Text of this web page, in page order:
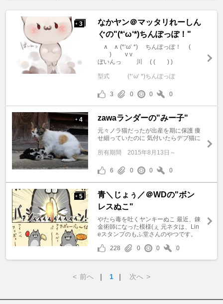
+ 3
なかヤン＠マッタリれーしん
ぐの"(*‘ω‘*)ちんぽっぽ！"
∧ ∧ (*‘ω‘ *) ちんぽっぽ！ (
) v v
ぼいんっ 川 ( ( ) )
型式 (*‘ω‘ *)ちんぽっぽ
3 0 0 0
+ 4 zawaランダーの"みー子"
元々ノラ猫だったが出産を期に保護 痩
せ細っていたのに 気付いたらデブ猫に
所有期間 2015年8月13日～
6 0 0 0
+ 5
青＼じょぅ／＠WDの"ボン
レスぬこ"
やたら毒を吐くヤンキーぬこ 最近、錬
金術師になった模様(ぇ 元ネタは、Lin
eスタンプのもふ堂さんのやつです。
228
0 0 0
< 前へ ｜ 1 ｜ 次へ >